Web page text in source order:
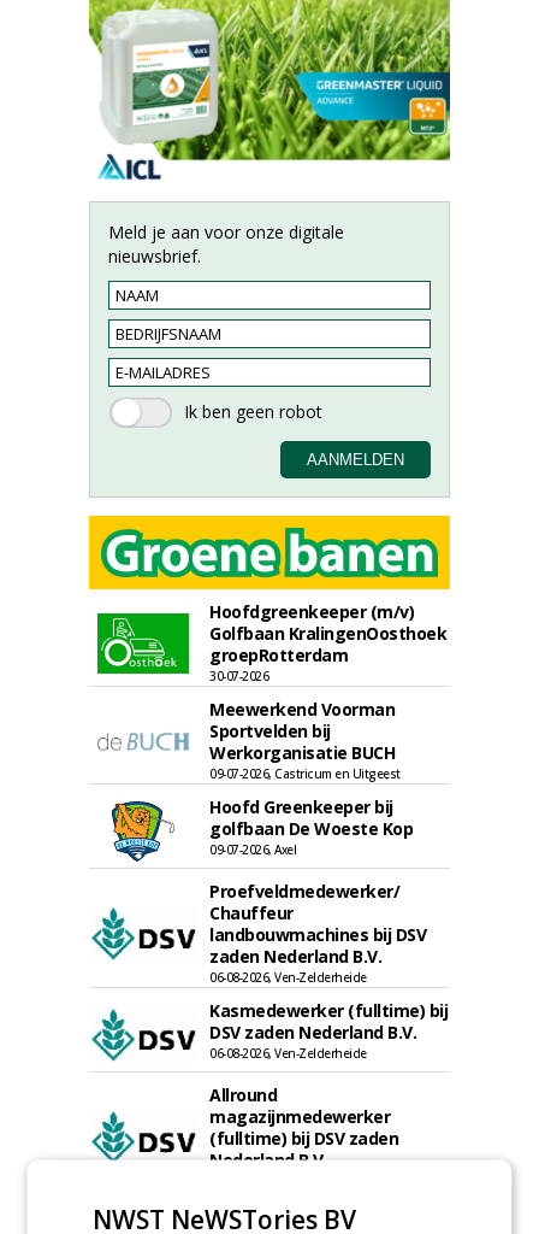
Meld je aan voor onze digitale
nieuwsbrief.
Hoofdgreenkeeper (m/v)
Golfbaan KralingenOosthoek
groepRotterdam
30-07-2026
Meewerkend Voorman
Sportvelden bij
Werkorganisatie BUCH
09-07-2026, Castricum en Uitgeest
Hoofd Greenkeeper bij
golfbaan De Woeste Kop
09-07-2026, Axel
Proefveldmedewerker/
Chauffeur
landbouwmachines bij DSV
zaden Nederland B.V.
06-08-2026, Ven-Zelderheide
Kasmedewerker (fulltime) bij
DSV zaden Nederland B.V.
06-08-2026, Ven-Zelderheide
Allround
magazijnmedewerker
(fulltime) bij DSV zaden
Nederland B.V.
Groeiplaats specialist bij
NWST NeWSTories BV